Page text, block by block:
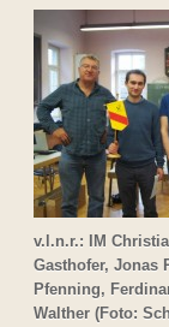
v.l.n.r.: IM
Gasthofer, Jonas
Pfenning,
Walther (Foto: